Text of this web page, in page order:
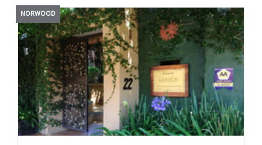
NORWOOD